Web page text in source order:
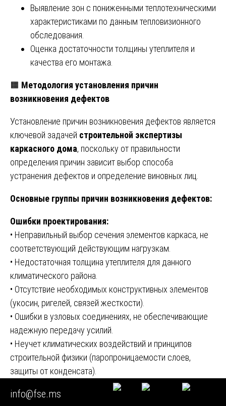
Выявление зон с пониженными теплотехническими
характеристиками по данным тепловизионного
обследования.
Оценка достаточности толщины утеплителя и
качества его монтажа.
🟧 Методология установления причин
возникновения дефектов
Установление причин возникновения дефектов является
ключевой задачей строительной экспертизы
каркасного дома, поскольку от правильности
определения причин зависит выбор способа
устранения дефектов и определение виновных лиц.
Основные группы причин возникновения дефектов:
Ошибки проектирования:
• Неправильный выбор сечения элементов каркаса, не
соответствующий действующим нагрузкам.
• Недостаточная толщина утеплителя для данного
климатического района.
• Отсутствие необходимых конструктивных элементов
(укосин, ригелей, связей жесткости).
• Ошибки в узловых соединениях, не обеспечивающие
надежную передачу усилий.
• Неучет климатических воздействий и принципов
строительной физики (паропроницаемости слоев,
защиты от конденсата).
Нарушения при производстве строительных работ:
info@fse.ms